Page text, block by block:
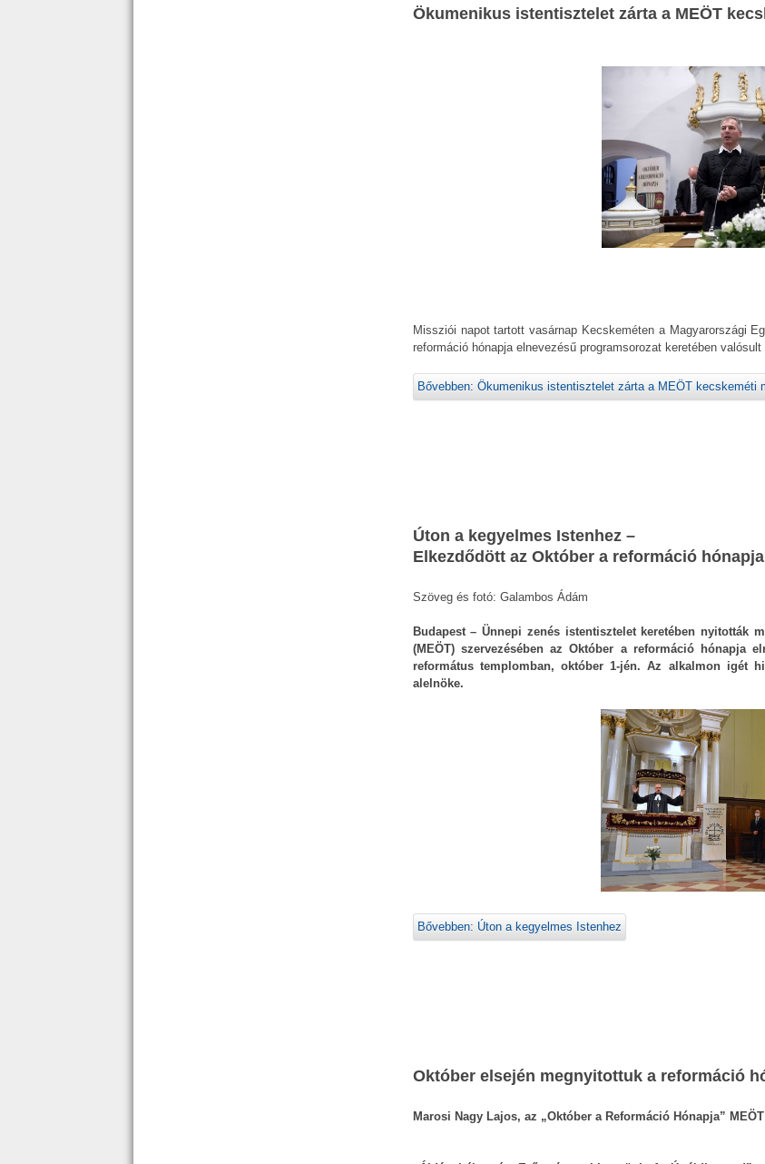
Ökumenikus istentisztelet zárta a MEÖT
Missziói napot tartott vasárnap Kecskeméten a Magyarországi
reformáció hónapja elnevezésű programsorozat keretében valósult
Bővebben: Ökumenikus istentisztelet zárta a MEÖT kecskeméti
Úton a kegyelmes Istenhez –
Elkezdődött az Október a reformáció
Szöveg és fotó: Galambos Ádám
Budapest – Ünnepi zenés istentisztelet keretében nyitották
(MEÖT) szervezésében az Október a reformáció hónapja
református templomban, október 1-jén. Az alkalmon igét
alelnöke.
Bővebben: Úton a kegyelmes Istenhez
Október elsején megnyitottuk a reformáció
Marosi Nagy Lajos, az „Október a Reformáció Hónapja”